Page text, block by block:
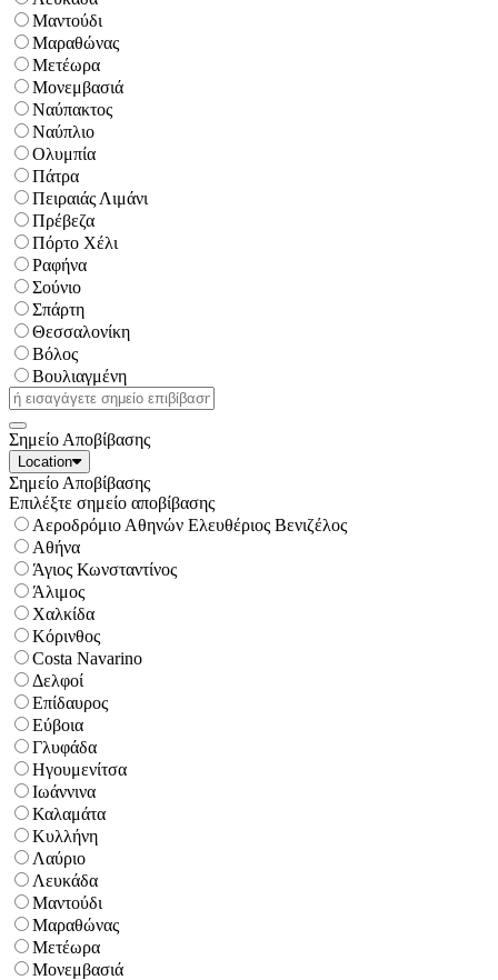
Μαντούδι
Μαραθώνας
Μετέωρα
Μονεμβασιά
Ναύπακτος
Ναύπλιο
Ολυμπία
Πάτρα
Πειραιάς Λιμάνι
Πρέβεζα
Πόρτο Χέλι
Ραφήνα
Σούνιο
Σπάρτη
Θεσσαλονίκη
Βόλος
Βουλιαγμένη
Σημείο Αποβίβασης
Location
Σημείο Αποβίβασης
Επιλέξτε σημείο αποβίβασης
Αεροδρόμιο Αθηνών Ελευθέριος Βενιζέλος
Αθήνα
Άγιος Κωνσταντίνος
Άλιμος
Χαλκίδα
Κόρινθος
Costa Navarino
Δελφοί
Επίδαυρος
Εύβοια
Γλυφάδα
Ηγουμενίτσα
Ιωάννινα
Καλαμάτα
Κυλλήνη
Λαύριο
Λευκάδα
Μαντούδι
Μαραθώνας
Μετέωρα
Μονεμβασιά